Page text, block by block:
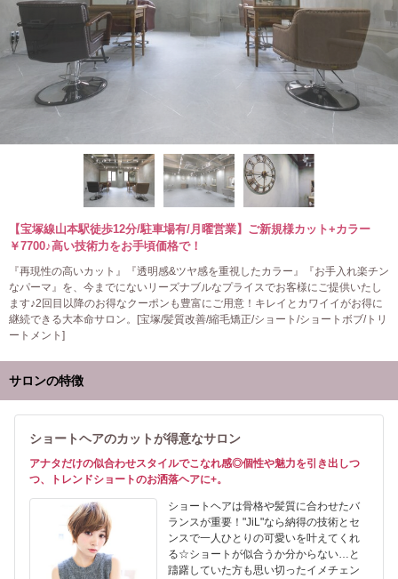
【宝塚線山本駅徒歩12分/駐車場有/月曜営業】ご新規様カット+カラー
￥7700♪高い技術力をお手頃価格で！
『再現性の高いカット』『透明感&ツヤ感を重視したカラー』『お手入れ楽チン
なパーマ』を、今までにないリーズナブルなプライスでお客様にご提供いたし
ます♪2回目以降のお得なクーポンも豊富にご用意！キレイとカワイイがお得に
継続できる大本命サロン。[宝塚/髪質改善/縮毛矯正/ショート/ショートボブ/トリ
ートメント]
サロンの特徴
ショートヘアのカットが得意なサロン
アナタだけの似合わせスタイルでこなれ感◎個性や魅力を引き出しつ
つ、トレンドショートのお洒落ヘアに+。
ショートヘアは骨格や髪質に合わせたバ
ランスが重要！"JiL"なら納得の技術とセ
ンスで一人ひとりの可愛いを叶えてくれ
る☆ショートが似合うか分からない…と
躊躇していた方も思い切ったイメチェン